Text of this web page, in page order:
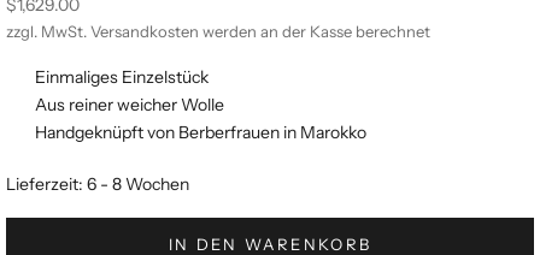
$1,629.00
zzgl. MwSt. Versandkosten werden an der Kasse berechnet
Einmaliges Einzelstück
Aus reiner weicher Wolle
Handgeknüpft von Berberfrauen in Marokko
Lieferzeit: 6 - 8 Wochen
IN DEN WARENKORB